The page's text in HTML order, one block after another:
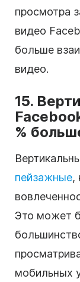
просмотра
видео
больше
видео.
15.
%
пейзажные,
Это может
мобильных